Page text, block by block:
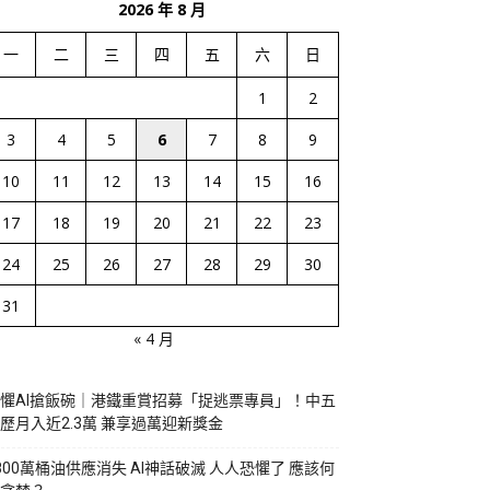
2026 年 8 月
一 二 三 四 五 六 日
1
2
3
4 5 6 7 8
9
10
11 12 13 14 15
16
17
18 19 20 21 22
23
24
25 26 27 28 29
30
31
« 4 月
AI搶飯碗｜港鐵重賞招募「捉逃票專員」！中五
月入近2.3萬 兼享過萬迎新獎金
萬桶油供應消失 AI神話破滅 人人恐懼了 應該何